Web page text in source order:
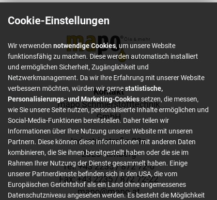
Footer content
Kontakt
mapo Schmierstofftechnik
GmbH
Industriestraße 23a
2325 Himberg
Tel: +43 2235 / 872 72-0
Fax: +43 2235 / 872 72-22
mapo@mapo.at
Cookie-Einstellungen
Wir verwenden notwendige Cookies, um unsere Website
funktionsfähig zu machen. Diese werden automatisch installiert
und ermöglichen Sicherheit, Zugänglichkeit und
Netzwerkmanagement. Da wir Ihre Erfahrung mit unserer Website
verbessern möchten, würden wir gernestatistische,
Personalisierungs- und Marketing-Cookiessetzen, die messen,
wie Sie unsere Seite nutzen, personalisierte Inhalte ermöglichen und
Social-Media-Funktionen bereitstellen. Daher teilen wir
Informationen über Ihre Nutzung unserer Website mit unseren
Partnern. Diese können diese Informationen mit anderen Daten
kombinieren, die Sie ihnen bereitgestellt haben oder die sie im
Rahmen Ihrer Nutzung der Dienste gesammelt haben. Einige
unserer Partnerdienste befinden sich in den USA, die vom
Europäischen Gerichtshof als ein Land ohne angemessenes
Datenschutzniveau angesehen werden. Es besteht die Möglichkeit